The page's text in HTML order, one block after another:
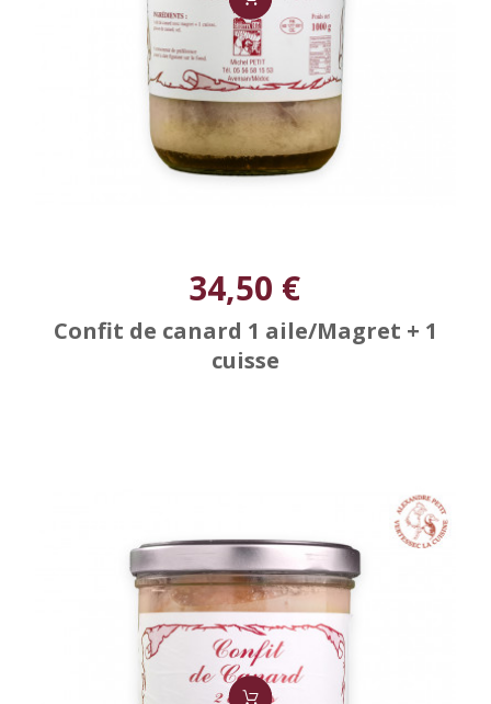
34,50 €
Confit de canard 1 aile/Magret + 1
cuisse